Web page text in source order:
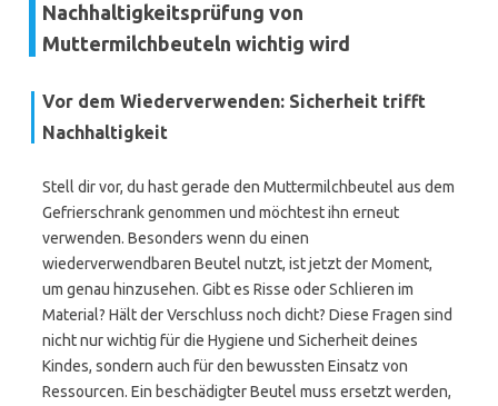
Nachhaltigkeitsprüfung von
Muttermilchbeuteln wichtig wird
Vor dem Wiederverwenden: Sicherheit trifft
Nachhaltigkeit
Stell dir vor, du hast gerade den Muttermilchbeutel aus dem
Gefrierschrank genommen und möchtest ihn erneut
verwenden. Besonders wenn du einen
wiederverwendbaren Beutel nutzt, ist jetzt der Moment,
um genau hinzusehen. Gibt es Risse oder Schlieren im
Material? Hält der Verschluss noch dicht? Diese Fragen sind
nicht nur wichtig für die Hygiene und Sicherheit deines
Kindes, sondern auch für den bewussten Einsatz von
Ressourcen. Ein beschädigter Beutel muss ersetzt werden,